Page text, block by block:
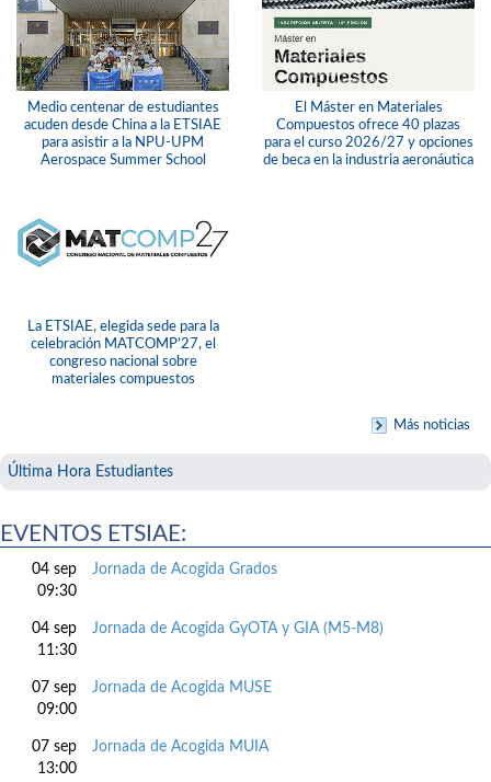
Medio centenar de estudiantes
acuden desde China a la ETSIAE
para asistir a la NPU-UPM
Aerospace Summer School
El Máster en Materiales
Compuestos ofrece 40 plazas
para el curso 2026/27 y opciones
de beca en la industria aeronáutica
La ETSIAE, elegida sede para la
celebración MATCOMP’27, el
congreso nacional sobre
materiales compuestos
Más noticias
Última Hora Estudiantes
EVENTOS ETSIAE:
04 sep
09:30
Jornada de Acogida Grados
04 sep
11:30
Jornada de Acogida GyOTA y GIA (M5-M8)
07 sep
09:00
Jornada de Acogida MUSE
07 sep
13:00
Jornada de Acogida MUIA